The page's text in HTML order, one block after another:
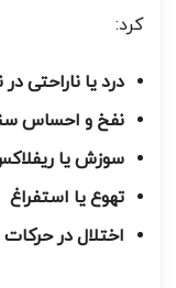
کرد:
درد یا ناراحتی
نفخ و احساس
سوزش یا
تهوع یا استفراغ
اختلال در